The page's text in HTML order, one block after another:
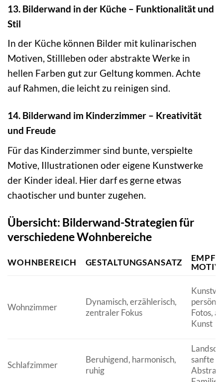
13. Bilderwand in der Küche – Funktionalität und
Stil
In der Küche können Bilder mit kulinarischen
Motiven, Stillleben oder abstrakte Werke in
hellen Farben gut zur Geltung kommen. Achte
auf Rahmen, die leicht zu reinigen sind.
14. Bilderwand im Kinderzimmer – Kreativität
und Freude
Für das Kinderzimmer sind bunte, verspielte
Motive, Illustrationen oder eigene Kunstwerke
der Kinder ideal. Hier darf es gerne etwas
chaotischer und bunter zugehen.
Übersicht: Bilderwand-Strategien für
verschiedene Wohnbereiche
WOHNBEREICH GESTALTUNGSANSATZ
Wohnzimmer
Dynamisch, erzählerisch,
zentraler Fokus
Fotos,
Kunst
Schlafzimmer
Beruhigend, harmonisch,
ruhig
sanfte